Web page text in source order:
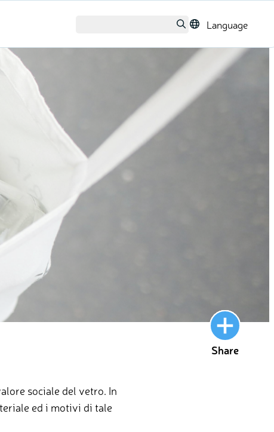
Language
Share
sociale del vetro. In
ed i motivi di tale